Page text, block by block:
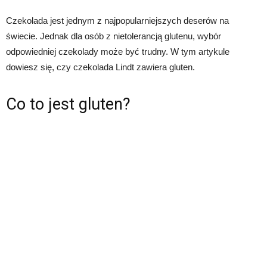
Czekolada jest jednym z najpopularniejszych deserów na
świecie. Jednak dla osób z nietolerancją glutenu, wybór
odpowiedniej czekolady może być trudny. W tym artykule
dowiesz się, czy czekolada Lindt zawiera gluten.
Co to jest gluten?